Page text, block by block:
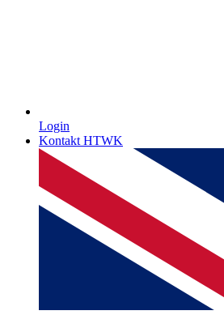
Login
Kontakt HTWK